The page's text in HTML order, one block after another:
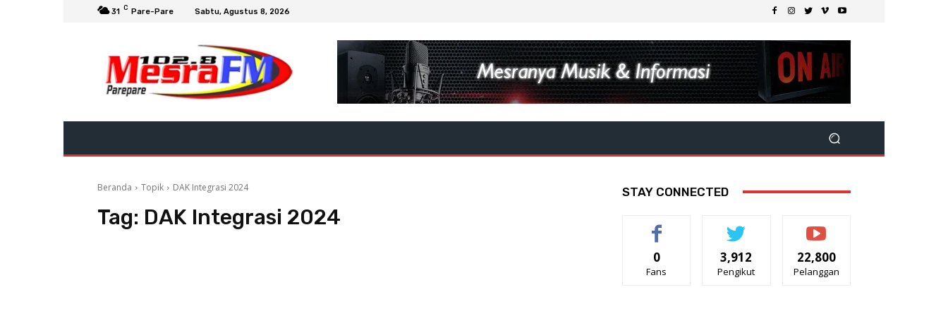
31 C Pare-Pare Sabtu, Agustus 8, 2026
Beranda Topik DAK Integrasi 2024
Tag: DAK Integrasi 2024
STAY CONNECTED
0
Fans
3,912
Pengikut
22,800
Pelanggan